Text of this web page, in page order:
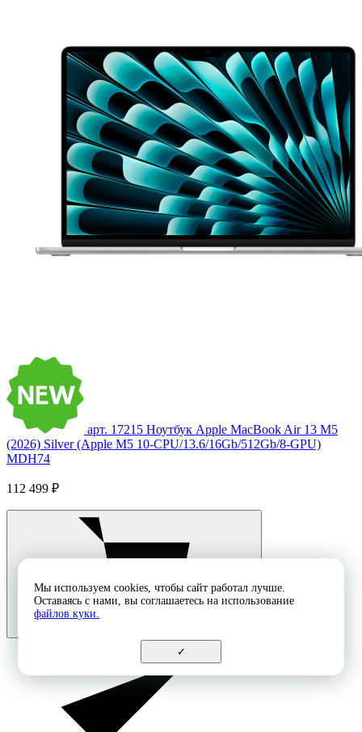
арт. 17215 Ноутбук Apple MacBook Air 13 M5
(2026) Silver (Apple M5 10-CPU/13.6/16Gb/512Gb/8-GPU)
MDH74
112 499 ₽
Мы используем cookies, чтобы сайт работал лучше.
Оставаясь с нами, вы соглашаетесь на использование
файлов куки.
✓